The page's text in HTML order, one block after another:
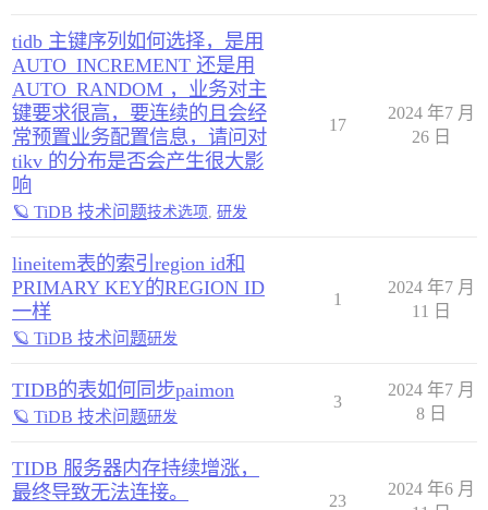
tidb 主键序列如何选择，是用
AUTO_INCREMENT 还是用
AUTO_RANDOM ，业务对主
键要求很高，要连续的且会经
常预置业务配置信息，请问对
tikv 的分布是否会产生很大影
响
🪐 TiDB 技术问题技术选项 研发
17
2024 年7 月
26 日
lineitem表的索引region id和
PRIMARY KEY的REGION ID
一样
🪐 TiDB 技术问题研发
1
2024 年7 月
11 日
TIDB的表如何同步paimon
🪐 TiDB 技术问题研发
3
2024 年7 月
8 日
TIDB 服务器内存持续增涨，
最终导致无法连接。
23
2024 年6 月